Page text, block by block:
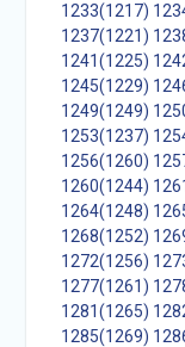
1233(1217)
1237(1221)
1241(1225)
1245(1229)
1249(1249)
1253(1237)
1256(1260)
1260(1244)
1264(1248)
1268(1252)
1272(1256)
1277(1261)
1281(1265)
1285(1269)